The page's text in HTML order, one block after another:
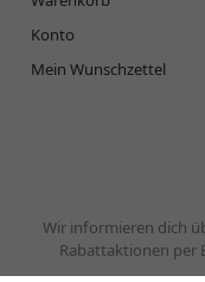
Konto
Mein Wunschzettel
Wir informieren dich
Rabattaktionen per